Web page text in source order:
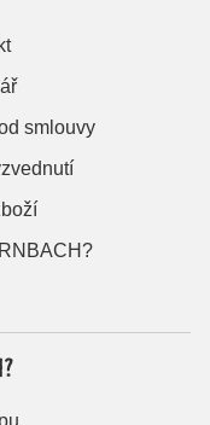
smlouvy